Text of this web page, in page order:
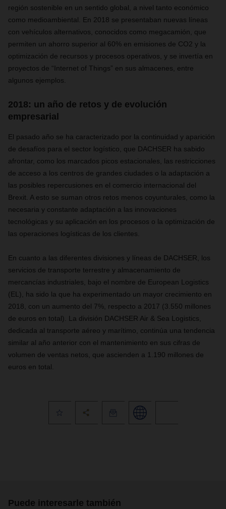
región sostenible en un sentido global, a nivel tanto económico
como medioambiental. En 2018 se presentaban nuevas líneas
con vehículos alternativos, conocidos como megacamión, que
permiten un ahorro superior al 60% en emisiones de CO2 y la
optimización de recursos y procesos operativos, y se invertía en
proyectos de “Internet of Things” en sus almacenes, entre
algunos ejemplos.
2018: un año de retos y de evolución
empresarial
El pasado año se ha caracterizado por la continuidad y aparición
de desafíos para el sector logístico, que DACHSER ha sabido
afrontar, como los marcados picos estacionales, las restricciones
de acceso a los centros de grandes ciudades o la adaptación a
las posibles repercusiones en el comercio internacional del
Brexit. A esto se suman otros retos menos coyunturales, como la
necesaria y constante adaptación a las innovaciones
tecnológicas y su aplicación en los procesos o la optimización de
las operaciones logísticas de los clientes.
En cuanto a las diferentes divisiones y líneas de DACHSER, los
servicios de transporte terrestre y almacenamiento de
mercancías industriales, bajo el nombre de European Logistics
(EL), ha sido la que ha experimentado un mayor crecimiento en
2018, con un aumento del 7%, respecto a 2017 (3.550 millones
de euros en total). La división DACHSER Air & Sea Logistics,
dedicada al transporte aéreo y marítimo, continúa una tendencia
similar al año anterior con el mantenimiento en sus cifras de
volumen de ventas netos, que ascienden a 1.190 millones de
euros en total.
Puede interesarle también